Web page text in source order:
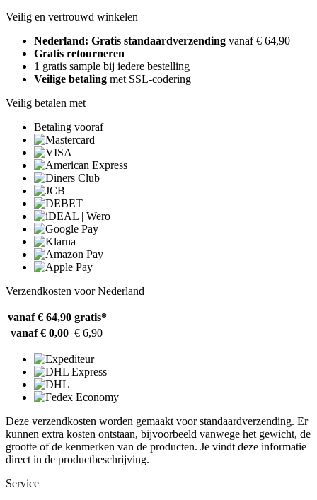
Veilig en vertrouwd winkelen
Nederland: Gratis standaardverzending vanaf € 64,90
Gratis retourneren
1 gratis sample bij iedere bestelling
Veilige betaling met SSL-codering
Veilig betalen met
Betaling vooraf
Verzendkosten voor Nederland
vanaf € 64,90 gratis*
vanaf € 0,00 € 6,90
Deze verzendkosten worden gemaakt voor standaardverzending. Er
kunnen extra kosten ontstaan, bijvoorbeeld vanwege het gewicht, de
grootte of de kenmerken van de producten. Je vindt deze informatie
direct in de productbeschrijving.
Service